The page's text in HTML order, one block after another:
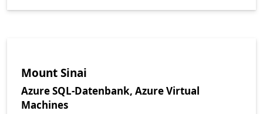
Mount Sinai
Azure SQL-Datenbank, Azure Virtual
Machines